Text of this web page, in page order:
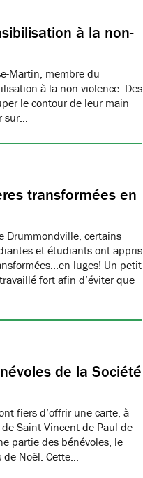
à la non-
Martin, membre du
à la non-violence. Des
le contour de leur main
sur…
transformées en
Drummondville, certains
et étudiants ont appris
luges! Un petit
fort afin d’éviter que
de la Société
fiers d’offrir une carte, à
Saint-Vincent de Paul de
partie des bénévoles, le
de Noël. Cette…